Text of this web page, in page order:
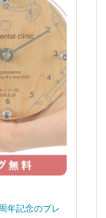
年記念のプレ